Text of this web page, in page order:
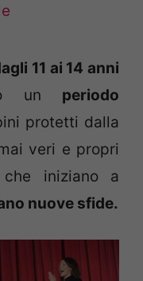
11 ai 14 anni
un periodo
protetti dalla
veri e propri
che iniziano a
nuove sfide.